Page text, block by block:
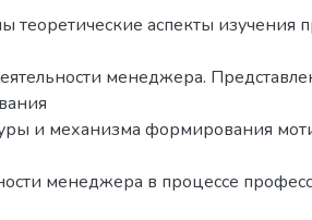
теоретические аспекты изучения
менеджера.
и механизма формирования
менеджера в процессе